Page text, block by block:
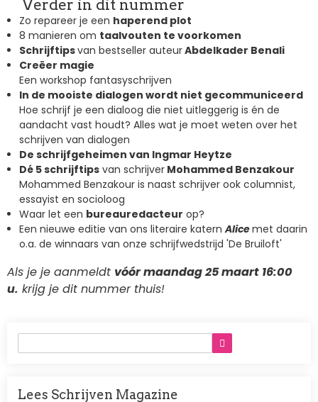
Verder in dit nummer
Zo repareer je een haperend plot
8 manieren om taalvouten te voorkomen
Schrijftipsvan bestseller auteurAbdelkader Benali
Creëer magie
Een workshop fantasyschrijven
In de mooiste dialogen wordt niet gecommuniceerd
Hoe schrijf je een dialoog die niet uitleggerig is én de
aandacht vast houdt? Alles wat je moet weten over het
schrijven van dialogen
De schrijfgeheimen van Ingmar Heytze
Dé 5 schrijftipsvan schrijverMohammed Benzakour
Mohammed Benzakour is naast schrijver ook columnist,
essayist en socioloog
Waar let een bureauredacteur op?
Een nieuwe editie van ons literaire katern Alicemet daarin
o.a. de winnaars van onze schrijfwedstrijd 'De Bruiloft'
Als je je aanmeldt vóór maandag 25 maart 16:00
u. krijg je dit nummer thuis!
Lees Schrijven Magazine